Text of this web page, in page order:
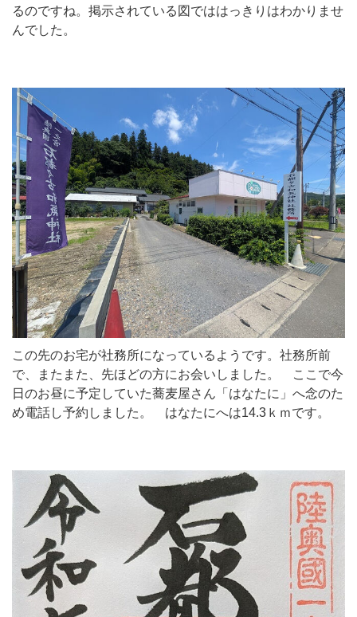
るのですね。掲示されている図でははっきりはわかりませ
んでした。
この先のお宅が社務所になっているようです。社務所前
で、またまた、先ほどの方にお会いしました。 ここで今
日のお昼に予定していた蕎麦屋さん「はなたに」へ念のた
め電話し予約しました。 はなたにへは14.3ｋｍです。